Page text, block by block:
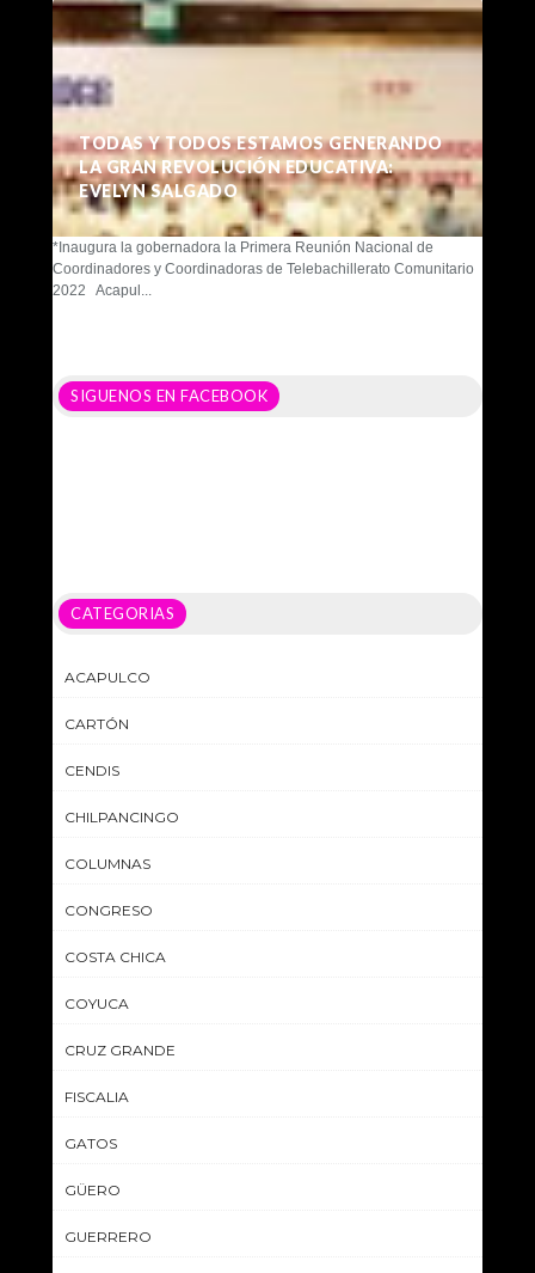
TODAS Y TODOS ESTAMOS GENERANDO
LA GRAN REVOLUCIÓN EDUCATIVA:
EVELYN SALGADO
*Inaugura la gobernadora la Primera Reunión Nacional de
Coordinadores y Coordinadoras de Telebachillerato Comunitario
2022 Acapul...
SIGUENOS EN FACEBOOK
CATEGORIAS
ACAPULCO
CARTÓN
CENDIS
CHILPANCINGO
COLUMNAS
CONGRESO
COSTA CHICA
COYUCA
CRUZ GRANDE
FISCALIA
GATOS
GÜERO
GUERRERO